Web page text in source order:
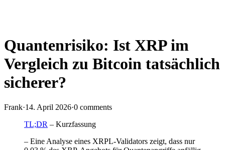
Quantenrisiko: Ist XRP im
Vergleich zu Bitcoin tatsächlich
sicherer?
Frank·14. April 2026·0 comments
TL;DR – Kurzfassung
– Eine Analyse eines XRPL-Validators zeigt, dass nur